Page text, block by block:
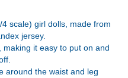
scale) girl dolls, made from
jersey.
it easy to put on and
around the waist and leg